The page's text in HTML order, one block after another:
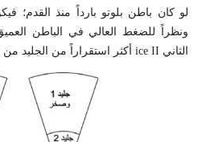
لو كان باطن بلوتو بارداً منذ القدم؛
ونظراً للضغط العالي في الباطن
الثاني ice II أكثر استقراراً من الجليد من النوع الأول ice I.